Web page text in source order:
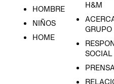
HOMBRE
NIÑOS
HOME
H&M
GRUPO
SOCIAL
PRENSA